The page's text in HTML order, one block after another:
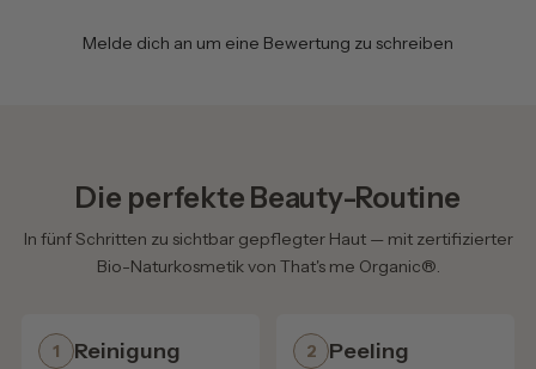
Die pflanzlichen Proteine legen sich wie ein feines Netz
geglättetes und gestraffter wirkendes Hautbild.
✔ optisch weichere Linien
Melde dich an um eine Bewertung zu schreiben
Die perfekte Beauty-Routine
In fünf Schritten zu sichtbar gepflegter Haut — mit zertifizierter
Bio-Naturkosmetik von That's me Organic®.
1 Reinigung 2 Peeling